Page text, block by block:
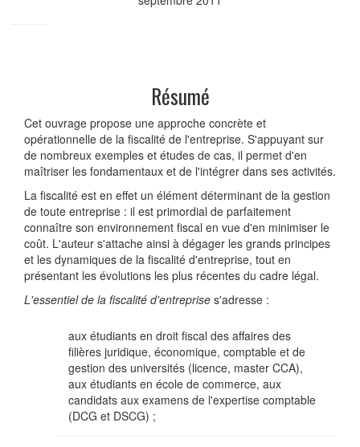
Résumé
Cet ouvrage propose une approche concrète et
opérationnelle de la fiscalité de l'entreprise. S'appuyant sur
de nombreux exemples et études de cas, il permet d'en
maîtriser les fondamentaux et de l'intégrer dans ses activités.
La fiscalité est en effet un élément déterminant de la gestion
de toute entreprise : il est primordial de parfaitement
connaître son environnement fiscal en vue d'en minimiser le
coût. L'auteur s'attache ainsi à dégager les grands principes
et les dynamiques de la fiscalité d'entreprise, tout en
présentant les évolutions les plus récentes du cadre légal.
L'essentiel de la fiscalité d'entreprise s'adresse :
aux étudiants en droit fiscal des affaires des
filières juridique, économique, comptable et de
gestion des universités (licence, master CCA),
aux étudiants en école de commerce, aux
candidats aux examens de l'expertise comptable
(DCG et DSCG) ;